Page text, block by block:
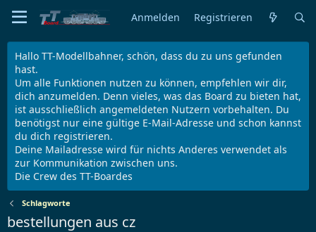
Anmelden Registrieren
Hallo TT-Modellbahner, schön, dass du zu uns gefunden
hast.
Um alle Funktionen nutzen zu können, empfehlen wir dir,
dich anzumelden. Denn vieles, was das Board zu bieten hat,
ist ausschließlich angemeldeten Nutzern vorbehalten. Du
benötigst nur eine gültige E-Mail-Adresse und schon kannst
du dich registrieren.
Deine Mailadresse wird für nichts Anderes verwendet als
zur Kommunikation zwischen uns.
Die Crew des TT-Boardes
Schlagworte
bestellungen aus cz